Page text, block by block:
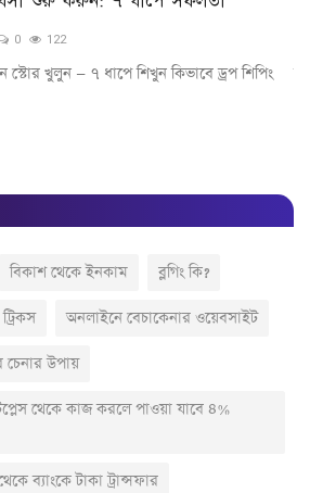
0 122
খুলুন — ৭ ধাপে শিখুন কিভাবে ড্রপ শিপিং
বিকাশ থেকে ইনকাম ব্লগিং কি?
অনলাইনে বেচাকেনার ওয়েবসাইট
চেনার উপায়
থেকে কাজ করলে পাওয়া যাবে ৪%
ব্যাংকে টাকা ট্রান্সফার